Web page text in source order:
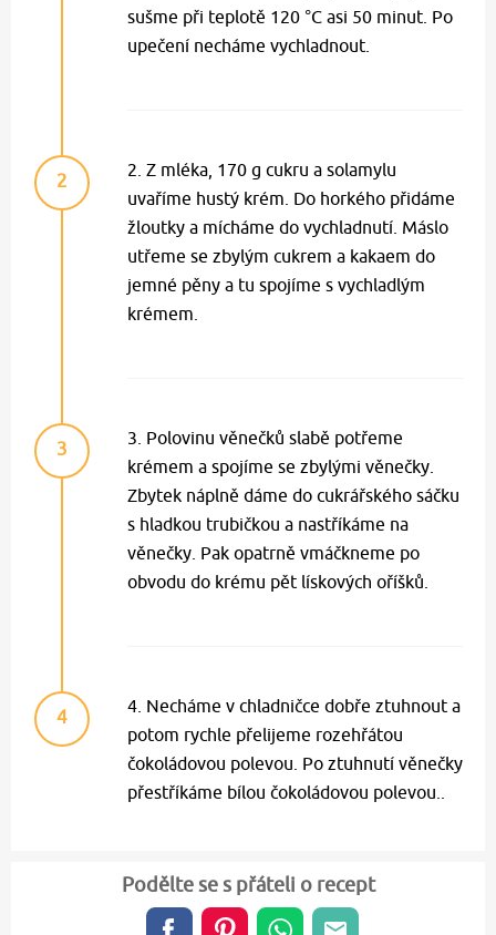
sušme při teplotě 120 °C asi 50 minut. Po
upečení necháme vychladnout.
2
2. Z mléka, 170 g cukru a solamylu
uvaříme hustý krém. Do horkého přidáme
žloutky a mícháme do vychladnutí. Máslo
utřeme se zbylým cukrem a kakaem do
jemné pěny a tu spojíme s vychladlým
krémem.
3
3. Polovinu věnečků slabě potřeme
krémem a spojíme se zbylými věnečky.
Zbytek náplně dáme do cukrářského sáčku
s hladkou trubičkou a nastříkáme na
věnečky. Pak opatrně vmáčkneme po
obvodu do krému pět lískových oříšků.
4
4. Necháme v chladničce dobře ztuhnout a
potom rychle přelijeme rozehřátou
čokoládovou polevou. Po ztuhnutí věnečky
přestříkáme bílou čokoládovou polevou..
Podělte se s přáteli o recept